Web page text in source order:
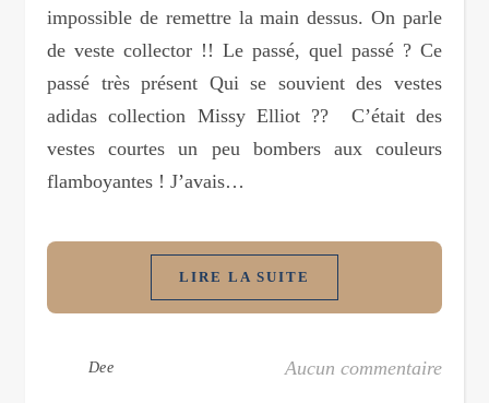
impossible de remettre la main dessus. On parle
de veste collector !! Le passé, quel passé ? Ce
passé très présent Qui se souvient des vestes
adidas collection Missy Elliot ?? C’était des
vestes courtes un peu bombers aux couleurs
flamboyantes ! J’avais…
LIRE LA SUITE
Dee Aucun commentaire